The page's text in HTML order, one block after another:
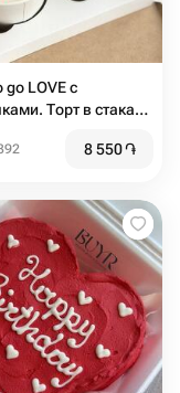
go LOVE с
Торт в стакане
8 550֏